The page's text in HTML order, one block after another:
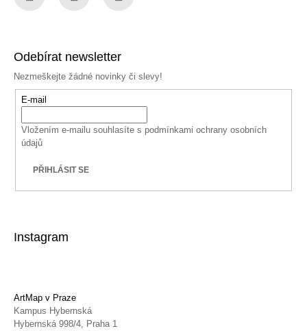
Odebírat newsletter
Nezmeškejte žádné novinky či slevy!
E-mail
Vložením e-mailu souhlasíte s podmínkami ochrany osobních
údajů
PŘIHLÁSIT SE
Instagram
ArtMap v Praze
Kampus Hybernská
Hybernská 998/4, Praha 1